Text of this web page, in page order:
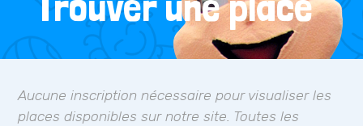
Aucune inscription nécessaire pour visualiser les
places disponibles sur notre site. Toutes les